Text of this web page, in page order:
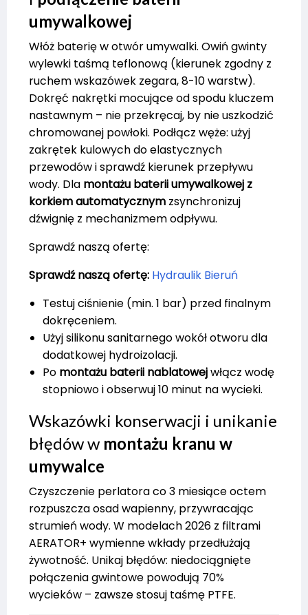
umywalkowej
Włóż baterię w otwór umywalki. Owiń gwinty
wylewki taśmą teflonową (kierunek zgodny z
ruchem wskazówek zegara, 8-10 warstw).
Dokręć nakrętki mocujące od spodu kluczem
nastawnym – nie przekręcaj, by nie uszkodzić
chromowanej powłoki. Podłącz węże: użyj
zakrętek kulowych do elastycznych
przewodów i sprawdź kierunek przepływu
wody. Dla montażu baterii umywalkowej z
korkiem automatycznym zsynchronizuj
dźwignię z mechanizmem odpływu.
Sprawdź naszą ofertę:
Sprawdź naszą ofertę: Hydraulik Bieruń
Testuj ciśnienie (min. 1 bar) przed finalnym
dokręceniem.
Użyj silikonu sanitarnego wokół otworu dla
dodatkowej hydroizolacji.
Po montażu baterii nablatowejwłącz wodę
stopniowo i obserwuj 10 minut na wycieki.
Wskazówki konserwacji i unikanie
błędów w montażu kranu w
umywalce
Czyszczenie perlatora co 3 miesiące octem
rozpuszcza osad wapienny, przywracając
strumień wody. W modelach 2026 z filtrami
AERATOR+ wymienne wkłady przedłużają
żywotność. Unikaj błędów: niedociągnięte
połączenia gwintowe powodują 70%
wycieków – zawsze stosuj taśmę PTFE.